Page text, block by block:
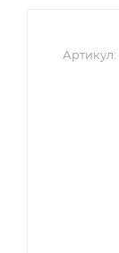
Артикул: